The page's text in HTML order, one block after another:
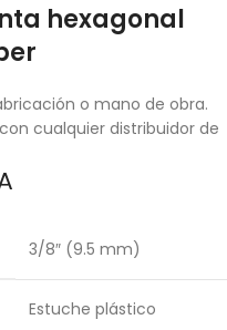
hexagonal
o mano de obra.
cualquier distribuidor de
3/8″ (9.5 mm)
Estuche plástico